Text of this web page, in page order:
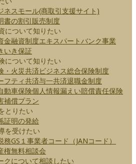
ネスモール(商取引支援サイト)
書の割引販売制度
について知りたい
金融資制度エキスパートバンク事業
いき保証
について知りたい
・火災共済ビジネス総合保険制度
フティ共済与一共済退職金制度
動車保険個人情報漏えい賠償責任保険
補償プラン
とりたい
証明の発給
を受けたい
務GS１事業者コード（JANコード）
権無料相談会
クについて相談したい